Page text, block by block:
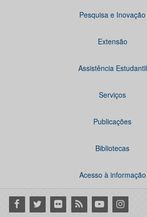
Pesquisa e Inovação
Extensão
Assistência Estudantil
Serviços
Publicações
Bibliotecas
Acesso à informação
Facebook
Twitter Flickr RSS YoutubeInstagram